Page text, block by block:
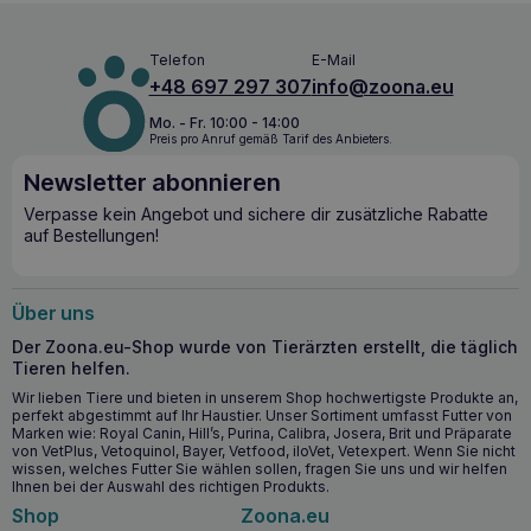
während Zink und Leinsamenöl
den gesunden
Hautstoffwechsel zusätzlich unterstützen. Das Produkt
enthält keine künstlichen Farb-, Zucker- oder
Konservierungsstoffe, was es zu einer natürlichen Wahl für
bewusste Katzenhalter macht.
Die wichtigsten gesundheitlichen Vorteile
Glänzendes und gesundes Fell
Hautgesundheit und beseitigen Probleme mit
Trockenheit und Reizungen.
Kräftigere Krallen
– Wirkstoffe stärken die Krallen und
Hohe Geschmacksakzeptanz– natürlicher
italienischer Käse macht die Paste äußerst schmackhaft
und wird von Katzen gerne angenommen.
Ab wann ist es sinnvoll, GIMCAT Cheese Biotin
Telefon
+48 697 297 307
E-Mail
info@zoona.eu
Mo. - Fr. 10:00 - 14:00
Preis pro Anruf gemäß Tarif des Anbieters.
Newsletter abonnieren
Verpasse kein Angebot und sichere dir zusätzliche Rabatte
auf Bestellungen!
Über uns
Der Zoona.eu-Shop wurde von Tierärzten erstellt, die täglich
Tieren helfen.
Wir lieben Tiere und bieten in unserem Shop hochwertigste Produkte an,
perfekt abgestimmt auf Ihr Haustier. Unser Sortiment umfasst Futter von
Marken wie: Royal Canin, Hill’s, Purina, Calibra, Josera, Brit und Präparate
von VetPlus, Vetoquinol, Bayer, Vetfood, iloVet, Vetexpert. Wenn Sie nicht
wissen, welches Futter Sie wählen sollen, fragen Sie uns und wir helfen
Ihnen bei der Auswahl des richtigen Produkts.
Shop Zoona.eu